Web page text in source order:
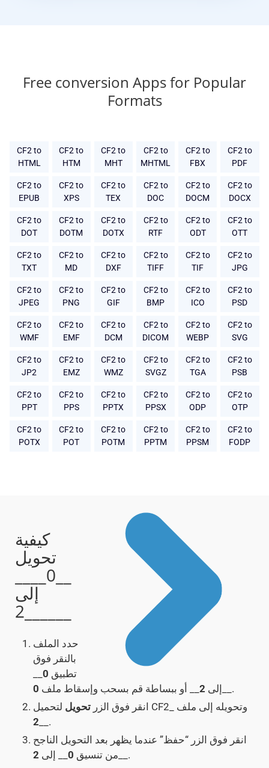
Free conversion Apps for Popular
Formats
CF2 to
HTML
CF2 to
HTM
CF2 to
MHT
CF2 to
MHTML
CF2 to
FBX
CF2 to
PDF
CF2 to
EPUB
CF2 to
XPS
CF2 to
TEX
CF2 to
DOC
CF2 to
DOCM
CF2 to
DOCX
CF2 to
DOT
CF2 to
DOTM
CF2 to
DOTX
CF2 to
RTF
CF2 to
ODT
CF2 to
OTT
CF2 to
TXT
CF2 to
MD
CF2 to
DXF
CF2 to
TIFF
CF2 to
TIF
CF2 to
JPG
CF2 to
JPEG
CF2 to
PNG
CF2 to
GIF
CF2 to
BMP
CF2 to
ICO
CF2 to
PSD
CF2 to
WMF
CF2 to
EMF
CF2 to
DCM
CF2 to
DICOM
CF2 to
WEBP
CF2 to
SVG
CF2 to
JP2
CF2 to
EMZ
CF2 to
WMZ
CF2 to
SVGZ
CF2 to
TGA
CF2 to
PSB
CF2 to
PPT
CF2 to
PPS
CF2 to
PPTX
CF2 to
PPSX
CF2 to
ODP
CF2 to
OTP
CF2 to
POTX
CF2 to
POT
CF2 to
POTM
CF2 to
PPTM
CF2 to
PPSM
CF2 to
FODP
كيفية
تحويل
__0____
إلى
حدد الملف
بالنقر فوق
تطبيق 0
إلى 2 __ أو ببساطة قم بسحب وإسقاط ملف 0
__.
انقر فوق الزر تحويل
لتحميل CF2_ وتحويله إلى ملف
2 __.
انقر فوق الزر “حفظ” عندما يظهر بعد التحويل الناجح
من تنسيق 0 __ إلى 2
__.